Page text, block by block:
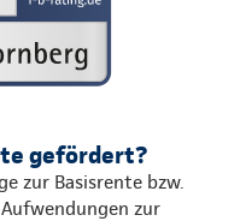
gefördert?
zur Basisrente bzw.
zur